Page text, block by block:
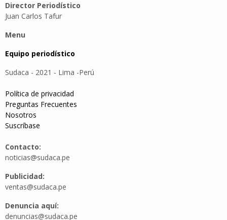
Director Periodístico
Juan Carlos Tafur
Menu
Equipo periodístico
Sudaca - 2021 - Lima -Perú
Política de privacidad
Preguntas Frecuentes
Nosotros
Suscríbase
Contacto:
noticias@sudaca.pe
Publicidad:
ventas@sudaca.pe
Denuncia aquí:
denuncias@sudaca.pe